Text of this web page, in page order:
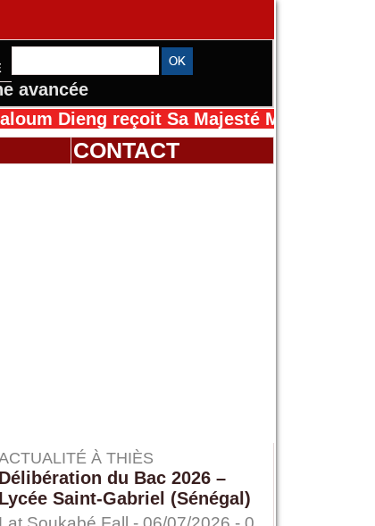
avancée
reçoit Sa Majesté Mansah Cissé au
CONTACT
À THIÈS
Délibération du Bac 2026 –
Lycée Saint-Gabriel (Sénégal)